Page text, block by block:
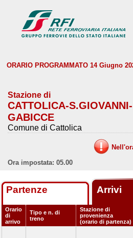
ORARIO PROGRAMMATO 14 Giugno
Stazione di
CATTOLICA-S.GIOVANNI-
GABICCE
Comune di Cattolica
Ora impostata: 05.00
Partenze Arrivi
Orario
di
arrivo
Tipo e n. di
treno
Stazione di
provenienza
(orario di partenza)